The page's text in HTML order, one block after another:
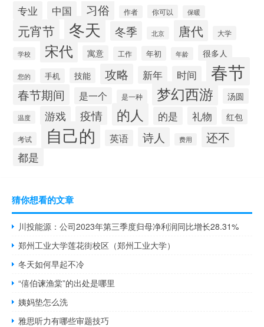
专业 中国 习俗 作者 你可以 保暖
元宵节 冬天 冬季 北京 唐代 大学
学校 宋代 寓意 工作 年初 年龄 很多人
您的 手机 技能 攻略 新年 时间 春节
春节期间 是一个 是一种 梦幻西游 汤圆
温度 游戏 疫情 的人 的是 礼物 红包
考试 自己的 英语 诗人 费用 还不
都是
猜你想看的文章
川投能源：公司2023年第三季度归母净利润同比增长28.31%
郑州工业大学莲花街校区（郑州工业大学）
冬天如何早起不冷
“僖伯谏渔棠”的出处是哪里
姨妈垫怎么洗
雅思听力有哪些审题技巧